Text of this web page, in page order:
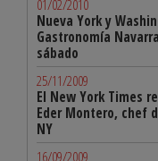
01/02/2010
Nueva York y
Gastronomía
sábado
25/11/2009
El New York Times
Eder Montero, chef
NY
16/09/2009